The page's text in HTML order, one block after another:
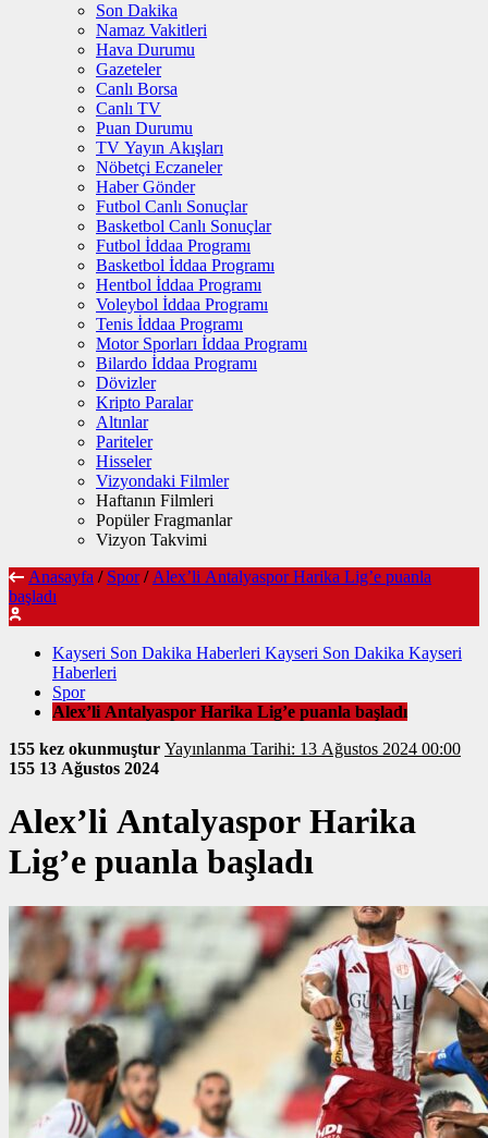
Son Dakika
Namaz Vakitleri
Hava Durumu
Gazeteler
Canlı Borsa
Canlı TV
Puan Durumu
TV Yayın Akışları
Nöbetçi Eczaneler
Haber Gönder
Futbol Canlı Sonuçlar
Basketbol Canlı Sonuçlar
Futbol İddaa Programı
Basketbol İddaa Programı
Hentbol İddaa Programı
Voleybol İddaa Programı
Tenis İddaa Programı
Motor Sporları İddaa Programı
Bilardo İddaa Programı
Dövizler
Kripto Paralar
Altınlar
Pariteler
Hisseler
Vizyondaki Filmler
Haftanın Filmleri
Popüler Fragmanlar
Vizyon Takvimi
Anasayfa / Spor / Alex’li Antalyaspor Harika Lig’e puanla
başladı
Kayseri Son Dakika Haberleri Kayseri Son Dakika Kayseri
Haberleri
Spor
Alex’li Antalyaspor Harika Lig’e puanla başladı
155 kez okunmuştur
Yayınlanma Tarihi: 13 Ağustos 2024 00:00
155 13 Ağustos 2024
Alex’li Antalyaspor Harika
Lig’e puanla başladı